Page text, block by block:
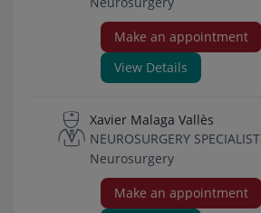
Make an appointment
View Details
Xavier Malaga Vallès
NEUROSURGERY SPECIALIST
Neurosurgery
Make an appointment